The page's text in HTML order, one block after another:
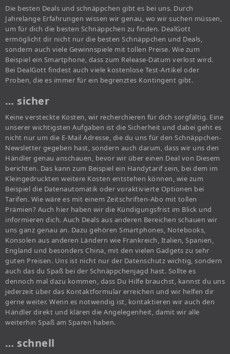
Die besten Deals und schnäppchen gibt es bei uns. Durch
Jahrelange Erfahrungen wissen wir genau, wo wir suchen müssen,
um für dich die besten Schnäppchen zu finden. DealGott
ermöglicht dir nicht nur die besten Schnäppchen und Deals,
sondern auch viele Gewinnspiele mit tollen Preise. Wie zum
Beispiel ein Smartphone, dass zum Release-Datum verlost wird.
Bei DealGott findest auch viele kostenlose Test-Artikel oder
Proben, die es immer für ein begrenztes Kontingent gibt.
… sicher
Keine versteckte Kosten, wir recherchieren für dich sorgfältig. Eine
unserer wichtigsten Aufgaben ist die Sicherheit und dabei geht es
nicht nur um die E-Mail Adresse, die du uns für den Schnäppchen-
Newsletter gegeben hast, sondern auch darum, dass wir uns den
Händler genau anschauen, bevor wir über einen Deal von Diesem
berichten. Das kann zum Beispiel ein Handytarif sein, bei dem im
Kleingedruckten weitere Kosten entstehen können, wie zum
Beispiel die Datenautomatik oder voraktivierte Optionen bei
Tarifen. Wie wäre es mit einem Zeitschriften-Abo mit tollen
Prämien? Auch hier haben wir die Kündigungsfrist im Blick und
informieren dich. Auch Deals aus anderen Bereichen schauen wir
uns ganz genau an. Dazu gehören Smartphones, Notebooks,
Konsolen aus anderen Ländern wie Frankreich, Italien, Spanien,
England und besonders China, mit den vielen Gadgets zu sehr
guten Preisen. Uns ist nicht nur der Datenschutz wichtig, sondern
auch das du Spaß bei der Schnäppchenjagd hast. Sollte es
dennoch mal dazu kommen, dass Du Hilfe brauchst, kannst du uns
jederzeit über das Kontaktformular erreichen und wir helfen dir
gerne weiter. Wenn es notwendig ist, kontaktieren wir auch den
Händler direkt und klären die Angelegenheit, damit wir alle
weiterhin Spaß am Sparen haben.
… schnell